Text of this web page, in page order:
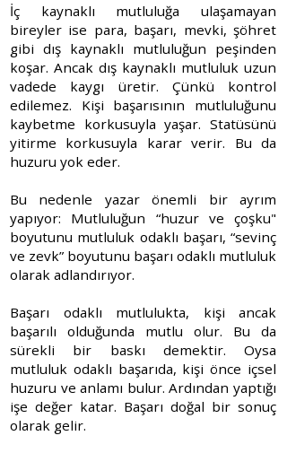
İç kaynaklı mutluluğa ulaşamayan
bireyler ise para, başarı, mevki, şöhret
gibi dış kaynaklı mutluluğun peşinden
koşar. Ancak dış kaynaklı mutluluk uzun
vadede kaygı üretir. Çünkü kontrol
edilemez. Kişi başarısının mutluluğunu
kaybetme korkusuyla yaşar. Statüsünü
yitirme korkusuyla karar verir. Bu da
huzuru yok eder.
Bu nedenle yazar önemli bir ayrım
yapıyor: Mutluluğun “huzur ve çoşku"
boyutunu mutluluk odaklı başarı, “sevinç
ve zevk” boyutunu başarı odaklı mutluluk
olarak adlandırıyor.
Başarı odaklı mutlulukta, kişi ancak
başarılı olduğunda mutlu olur. Bu da
sürekli bir baskı demektir. Oysa
mutluluk odaklı başarıda, kişi önce içsel
huzuru ve anlamı bulur. Ardından yaptığı
işe değer katar. Başarı doğal bir sonuç
olarak gelir.